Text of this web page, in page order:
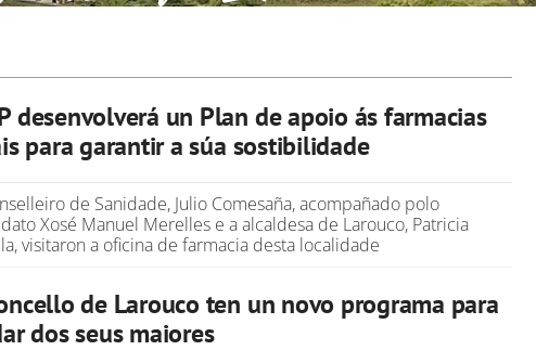
desenvolverá un Plan de apoio ás farmacias
para garantir a súa sostibilidade
de Sanidade, Julio Comesaña, acompañado polo
Xosé Manuel Merelles e a alcaldesa de Larouco, Patricia
visitaron a oficina de farmacia desta localidade
de Larouco ten un novo programa para
dos seus maiores